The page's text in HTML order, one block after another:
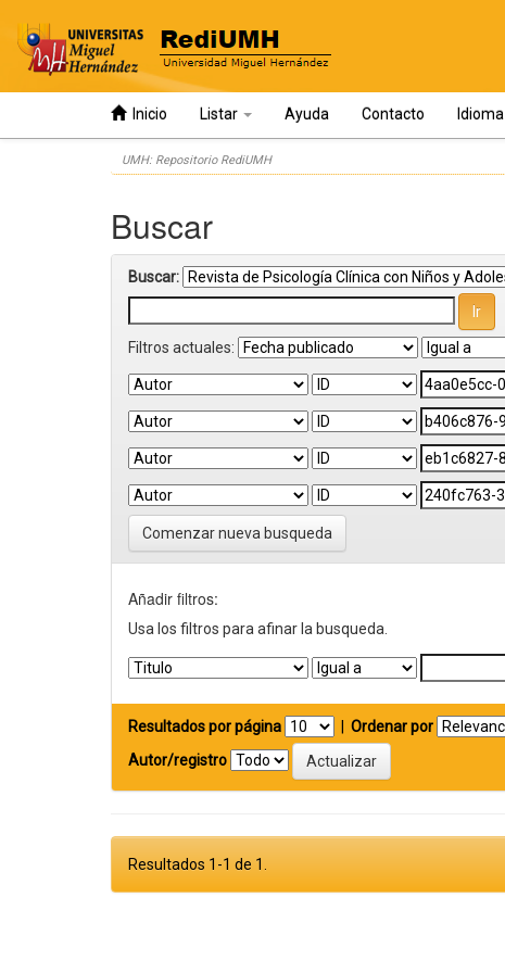
Inicio Listar Ayuda Contacto Idioma
UMH: Repositorio RediUMH
Buscar
Buscar:
Filtros actuales:
Comenzar nueva busqueda
Añadir filtros:
Usa los filtros para afinar la busqueda.
Resultados por página Ordenar por
Autor/registro
Resultados 1-1 de 1.